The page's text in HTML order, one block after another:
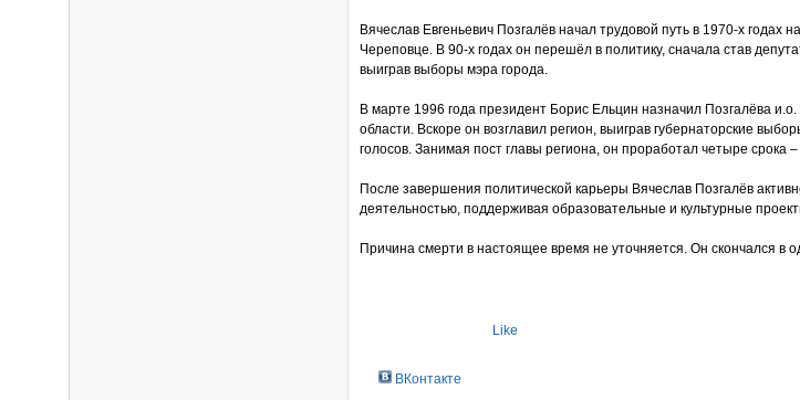
Вячеслав Евгеньевич Позгалёв начал трудовой путь в 1970-х годах
Череповце. В 90-х годах он перешёл в политику, сначала став
выиграв выборы мэра города.
В марте 1996 года президент Борис Ельцин назначил Позгалёва
области. Вскоре он возглавил регион, выиграв губернаторские
голосов. Занимая пост главы региона, он проработал четыре срока
После завершения политической карьеры Вячеслав Позгалёв
деятельностью, поддерживая образовательные и культурные
Причина смерти в настоящее время не уточняется. Он скончался в
Like
ВКонтакте